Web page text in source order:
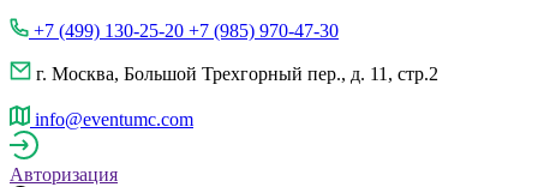
+7 (499) 130-25-20 +7 (985) 970-47-30
г. Москва, Большой Трехгорный пер., д. 11, стр.2
info@eventumc.com
Авторизация